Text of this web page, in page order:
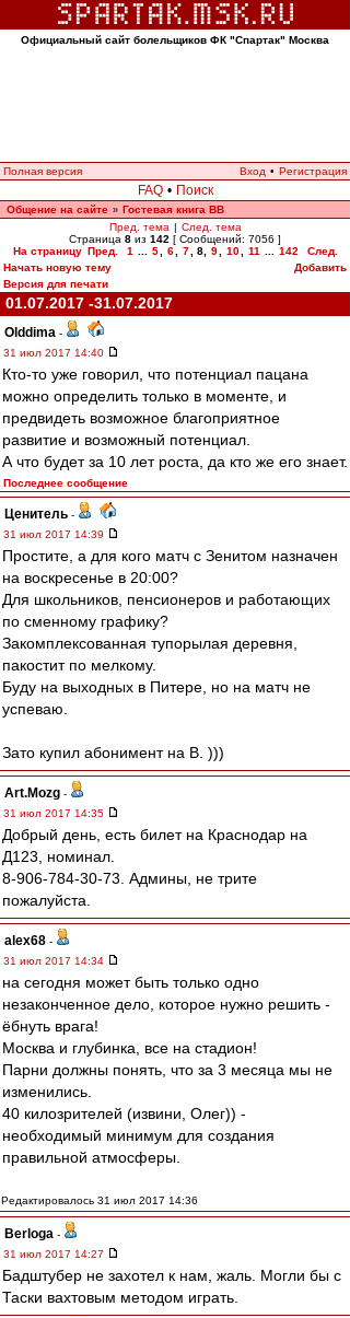
Официальный сайт болельщиков ФК "Спартак" Москва
Полная версия Вход • Регистрация
FAQ • Поиск
Общение на сайте » Гостевая книга ВВ
Пред. тема | След. тема
Страница 8 из 142 [ Сообщений: 7056 ]
На страницу Пред. 1 5 6 7 8, 9 10 11 142
След.
Начать новую тему
Добавить
Версия для печати
01.07.2017 -31.07.2017
Olddima -
31 июл 2017 14:40
Кто-то уже говорил, что потенциал пацана
можно определить только в моменте, и
предвидеть возможное благоприятное
развитие и возможный потенциал.
А что будет за 10 лет роста, да кто же его знает.
Последнее сообщение
Ценитель -
31 июл 2017 14:39
Простите, а для кого матч с Зенитом назначен
на воскресенье в 20:00?
Для школьников, пенсионеров и работающих
по сменному графику?
Закомплексованная тупорылая деревня,
пакостит по мелкому.
Буду на выходных в Питере, но на матч не
успеваю.
Зато купил абонимент на B. )))
Art.Mozg -
31 июл 2017 14:35
Добрый день, есть билет на Краснодар на
Д123, номинал.
8-906-784-30-73. Админы, не трите
пожалуйста.
alex68 -
31 июл 2017 14:34
на сегодня может быть только одно
незаконченное дело, которое нужно решить -
ёбнуть врага!
Москва и глубинка, все на стадион!
Парни должны понять, что за 3 месяца мы не
изменились.
40 килозрителей (извини, Олег)) -
необходимый минимум для создания
правильной атмосферы.
Редактировалось 31 июл 2017 14:36
Berloga -
31 июл 2017 14:27
Бадштубер не захотел к нам, жаль. Могли бы с
Таски вахтовым методом играть.